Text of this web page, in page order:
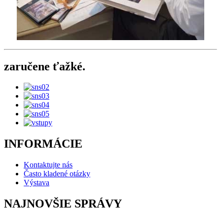
zaručene ťažké.
INFORMÁCIE
Kontaktujte nás
Často kladené otázky
Výstava
NAJNOVŠIE SPRÁVY